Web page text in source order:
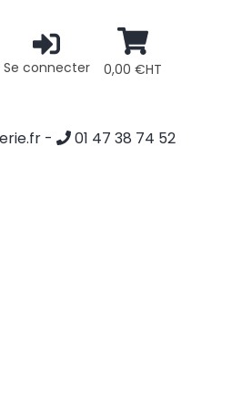
Se connecter 0,00 €HT
- 01 47 38 74 52